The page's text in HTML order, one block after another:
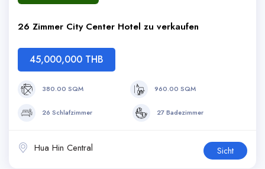
26 Zimmer City Center Hotel zu verkaufen
45,000,000 THB
380.00 SQM 960.00 SQM
26 Schlafzimmer 27 Badezimmer
Hua Hin Central Sicht